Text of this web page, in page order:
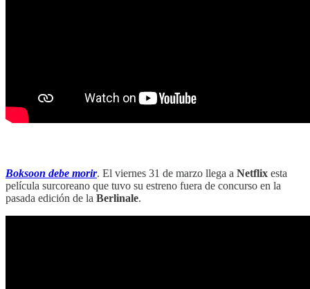
Boksoon debe morir. El viernes 31 de marzo llega a Netflix esta
película surcoreano que tuvo su estreno fuera de concurso en la
pasada edición de la Berlinale.